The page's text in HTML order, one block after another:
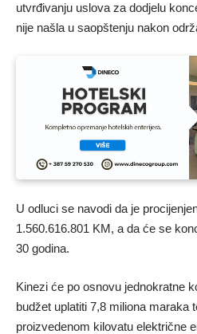
utvrđivanju uslova za dodjelu
nije našla u saopštenju nakon
U odluci se navodi da je
1.560.616.801 KM, a da će se
30 godina.
Kinezi će po osnovu jednokratne
budžet uplatiti 7,8 miliona maraka
proizvedenom kilovatu električne